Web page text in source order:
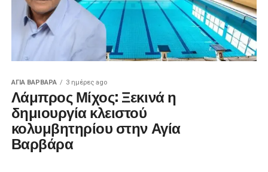
ΑΓΙΑ ΒΑΡΒΑΡΑ 3 ημέρες ago
Λάμπρος Μίχος: Ξεκινά η
δημιουργία κλειστού
κολυμβητηρίου στην Αγία
Βαρβάρα